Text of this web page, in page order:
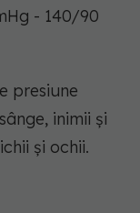
- 140/90
presiune
inimii și
și ochii.